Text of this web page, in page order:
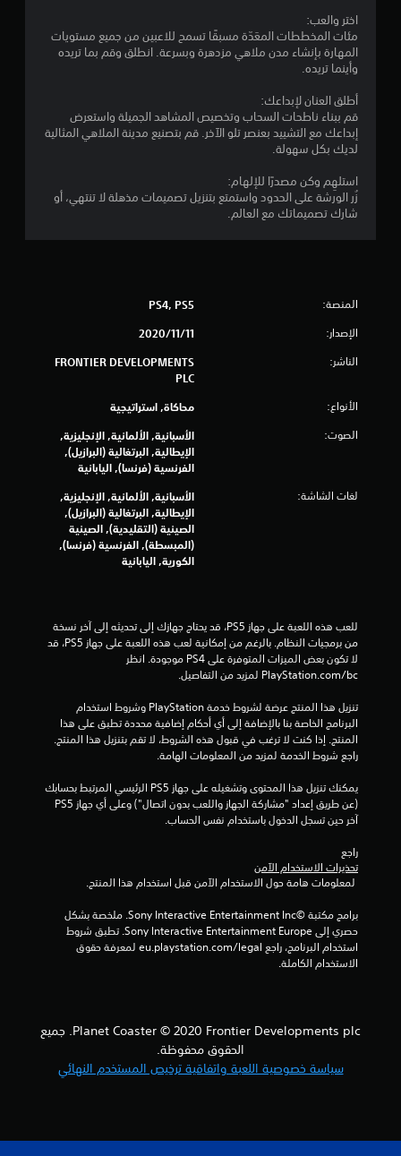
إ
م
ي
6
ا
ت
ق
م
ت
اختر والعب:
مئات المخططات المعَدّة مسبقًا تسمح للاعبين من جميع مستويات
المهارة بإنشاء مدن ملاهي مزدهرة وبسرعة. انطلق وقم بما تريده
وأينما تريده.
أطلق العنان لإبداعك:
قم ببناء ناطحات السحاب وتخصيص المشاهد الجميلة واستعرض
إبداعك مع التشييد بعنصر تلو الآخر. قم بتصنيع مدينة الملاهي المثالية
لديك بكل سهولة.
استلهِم وكن مصدرًا للإلهام:
زُر الورشة على الحدود واستمتع بتنزيل تصميمات مذهلة لا تنتهي، أو
شارك تصميماتك مع العالم.
المنصة: PS4, PS5
الإصدار: 11‏/11‏/2020
الناشر:
FRONTIER DEVELOPMENTS
PLC
الأنواع: محاكاة, استراتيجية
الصوت:
الأسبانية, الألمانية, الإنجليزية,
الإيطالية, البرتغالية (البرازيل),
الفرنسية (فرنسا), اليابانية
لغات الشاشة:
الأسبانية, الألمانية, الإنجليزية,
الإيطالية, البرتغالية (البرازيل),
الصينية (التقليدية), الصينية
(المبسطة), الفرنسية (فرنسا),
الكورية, اليابانية
‎PlayStation.com/bc لمزيد من التفاصيل.
راجع شروط الخدمة لمزيد من المعلومات الهامة.
آخر حين تسجل الدخول باستخدام نفس الحساب.
راجع
تحذيرات الاستخدام الآمن
الاستخدام الكاملة.
Planet Coaster © 2020 Frontier Developments plc. جميع
الحقوق محفوظة.
سياسة خصوصية اللعبة واتفاقية ترخيص المستخدم النهائي